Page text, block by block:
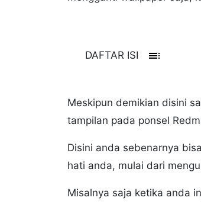
DAFTAR ISI toc
Meskipun demikian disini
tampilan pada ponsel
Disini anda sebenarnya
hati anda, mulai dari
Misalnya saja ketika anda